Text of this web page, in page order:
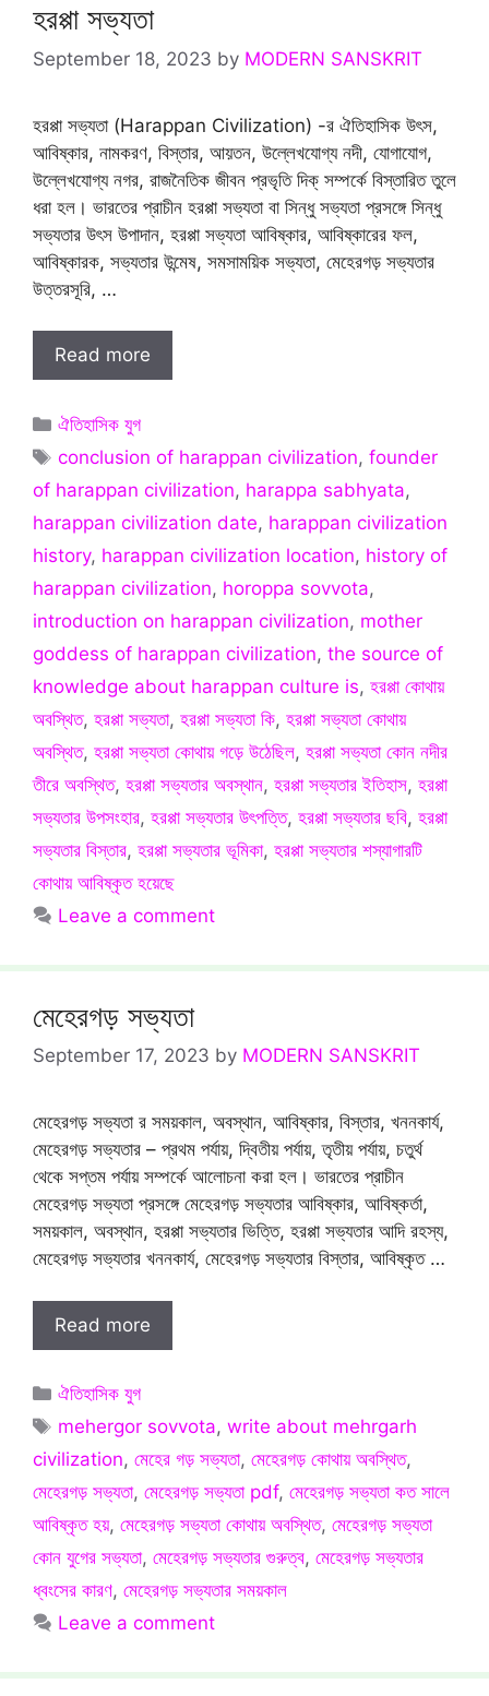
হরপ্পা সভ্যতা
September 18, 2023 by MODERN SANSKRIT
হরপ্পা সভ্যতা (Harappan Civilization) -র ঐতিহাসিক উৎস,
আবিষ্কার, নামকরণ, বিস্তার, আয়তন, উল্লেখযোগ্য নদী, যোগাযোগ,
উল্লেখযোগ্য নগর, রাজনৈতিক জীবন প্রভৃতি দিক্ সম্পর্কে বিস্তারিত তুলে
ধরা হল। ভারতের প্রাচীন হরপ্পা সভ্যতা বা সিন্ধু সভ্যতা প্রসঙ্গে সিন্ধু
সভ্যতার উৎস উপাদান, হরপ্পা সভ্যতা আবিষ্কার, আবিষ্কারের ফল,
আবিষ্কারক, সভ্যতার উন্মেষ, সমসাময়িক সভ্যতা, মেহেরগড় সভ্যতার
উত্তরসূরি, …
Read more
Categories
ঐতিহাসিক যুগ
Tags
conclusion of harappan civilization,founder
of harappan civilization, harappa sabhyata,
harappan civilization date, harappan civilization
history, harappan civilization location, history of
harappan civilization, horoppa sovvota,
introduction on harappan civilization, mother
goddess of harappan civilization, the source of
knowledge about harappan culture is, হরপ্পা কোথায়
অবস্থিত, হরপ্পা সভ্যতা, হরপ্পা সভ্যতা কি, হরপ্পা সভ্যতা কোথায়
অবস্থিত, হরপ্পা সভ্যতা কোথায় গড়ে উঠেছিল, হরপ্পা সভ্যতা কোন নদীর
তীরে অবস্থিত, হরপ্পা সভ্যতার অবস্থান, হরপ্পা সভ্যতার ইতিহাস, হরপ্পা
সভ্যতার উপসংহার, হরপ্পা সভ্যতার উৎপত্তি, হরপ্পা সভ্যতার ছবি, হরপ্পা
সভ্যতার বিস্তার, হরপ্পা সভ্যতার ভূমিকা, হরপ্পা সভ্যতার শস্যাগারটি
কোথায় আবিষ্কৃত হয়েছে
Leave a comment
মেহেরগড় সভ্যতা
September 17, 2023 by MODERN SANSKRIT
মেহেরগড় সভ্যতা র সময়কাল, অবস্থান, আবিষ্কার, বিস্তার, খননকার্য,
মেহেরগড় সভ্যতার – প্রথম পর্যায়, দ্বিতীয় পর্যায়, তৃতীয় পর্যায়, চতুর্থ
থেকে সপ্তম পর্যায় সম্পর্কে আলোচনা করা হল। ভারতের প্রাচীন
মেহেরগড় সভ্যতা প্রসঙ্গে মেহেরগড় সভ্যতার আবিষ্কার, আবিষ্কর্তা,
সময়কাল, অবস্থান, হরপ্পা সভ্যতার ভিত্তি, হরপ্পা সভ্যতার আদি রহস্য,
মেহেরগড় সভ্যতার খননকার্য, মেহেরগড় সভ্যতার বিস্তার, আবিষ্কৃত …
Read more
Categories
ঐতিহাসিক যুগ
Tags
mehergor sovvota,write about mehrgarh
civilization, মেহের গড় সভ্যতা, মেহেরগড় কোথায় অবস্থিত,
মেহেরগড় সভ্যতা, মেহেরগড় সভ্যতা pdf, মেহেরগড় সভ্যতা কত সালে
আবিষ্কৃত হয়, মেহেরগড় সভ্যতা কোথায় অবস্থিত, মেহেরগড় সভ্যতা
কোন যুগের সভ্যতা, মেহেরগড় সভ্যতার গুরুত্ব, মেহেরগড় সভ্যতার
ধ্বংসের কারণ, মেহেরগড় সভ্যতার সময়কাল
Leave a comment